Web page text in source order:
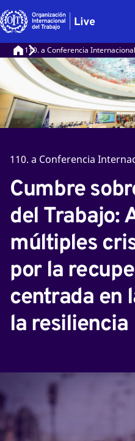
110. a Conferencia
110. a Conferencia
Cumbre
del Trabajo:
múltiples
por la
centrada en
la resiliencia